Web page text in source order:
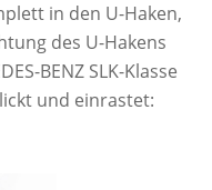
in den U-Haken,
des U-Hakens
BENZ SLK-Klasse
und einrastet: